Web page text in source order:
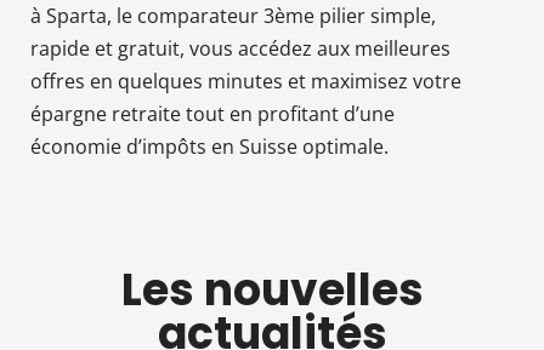
à Sparta, le comparateur 3ème pilier simple,
rapide et gratuit, vous accédez aux meilleures
offres en quelques minutes et maximisez votre
épargne retraite tout en profitant d’une
économie d’impôts en Suisse optimale.
Les nouvelles
actualités